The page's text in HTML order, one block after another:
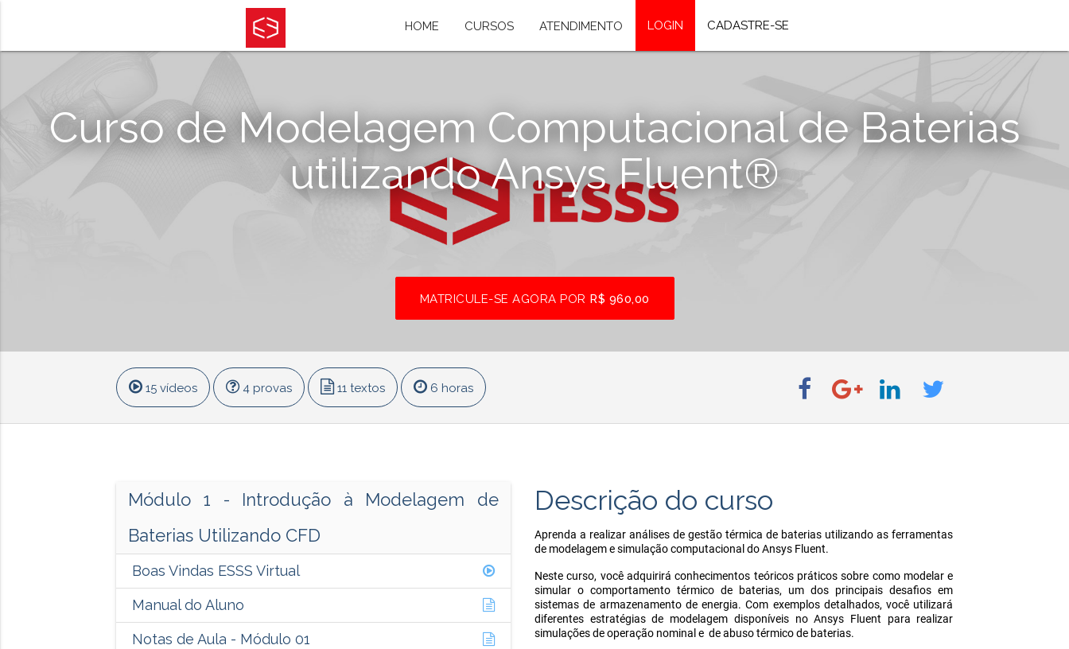
HOME CURSOS ATENDIMENTO LOGIN CADASTRE-SE
Curso de Modelagem Computacional de Baterias
utilizando Ansys Fluent®
MATRICULE-SE AGORA POR R$ 960,00
15 vídeos 4 provas 11 textos 6 horas
Módulo 1 - Introdução à Modelagem de
Baterias Utilizando CFD
Boas Vindas ESSS Virtual
Manual do Aluno
Notas de Aula - Módulo 01
Descrição do curso
Aprenda a realizar análises de gestão térmica de baterias utilizando as ferramentas
de modelagem e simulação computacional do Ansys Fluent.
Neste curso, você adquirirá conhecimentos teóricos práticos sobre como modelar e
simular o comportamento térmico de baterias, um dos principais desafios em
sistemas de armazenamento de energia. Com exemplos detalhados, você utilizará
diferentes estratégias de modelagem disponíveis no Ansys Fluent para realizar
simulações de operação nominal e de abuso térmico de baterias.